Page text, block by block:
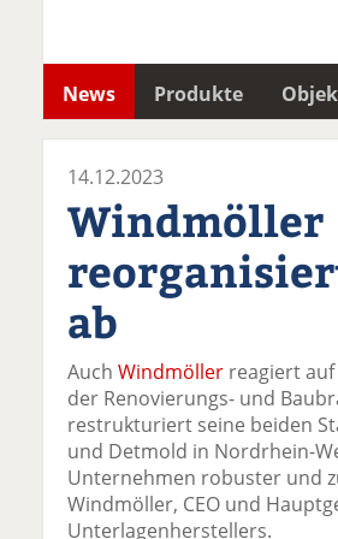
News Produkte
14.12.2023
Windmöller
ab
Auch Windmöller reagiert
der Renovierungs- und
restrukturiert seine beiden
und Detmold in Nordrhein-
Unternehmen robuster und
Windmöller, CEO und
Unterlagenherstellers.